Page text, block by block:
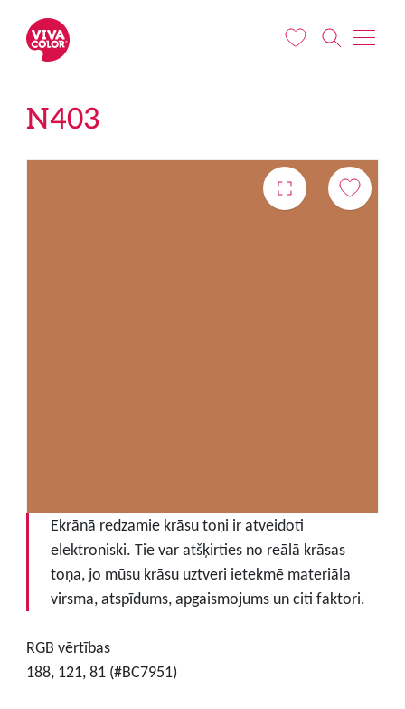
N403
Ekrānā redzamie krāsu toņi ir atveidoti
elektroniski. Tie var atšķirties no reālā krāsas
toņa, jo mūsu krāsu uztveri ietekmē materiāla
virsma, atspīdums, apgaismojums un citi faktori.
RGB vērtības
188, 121, 81 (#BC7951)